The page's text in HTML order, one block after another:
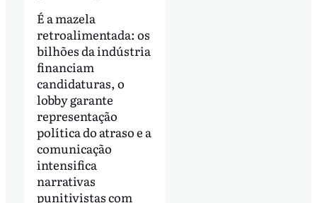
É a mazela
retroalimentada: os
bilhões da indústria
financiam
candidaturas, o
lobby garante
representação
política do atraso e a
comunicação
intensifica
narrativas
punitivistas com